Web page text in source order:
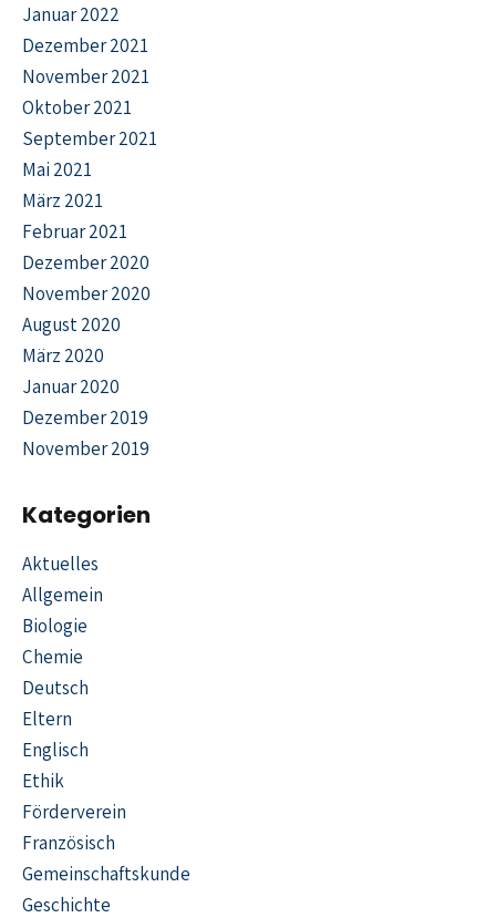
Januar 2022
Dezember 2021
November 2021
Oktober 2021
September 2021
Mai 2021
März 2021
Februar 2021
Dezember 2020
November 2020
August 2020
März 2020
Januar 2020
Dezember 2019
November 2019
Kategorien
Aktuelles
Allgemein
Biologie
Chemie
Deutsch
Eltern
Englisch
Ethik
Förderverein
Französisch
Gemeinschaftskunde
Geschichte